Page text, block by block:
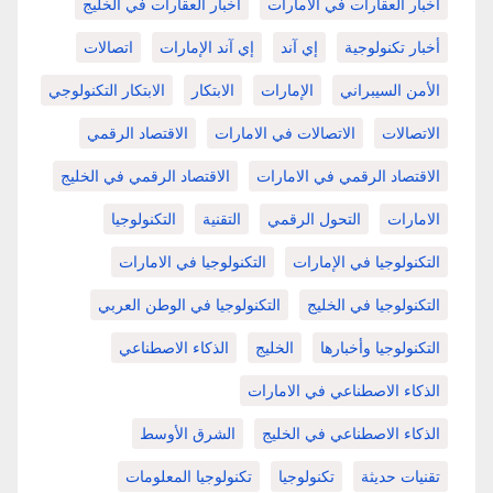
أخبار العقارات في الامارات أخبار العقارات في الخليج
أخبار تكنولوجية إي آند إي آند الإمارات اتصالات
الأمن السيبراني الإمارات الابتكار الابتكار التكنولوجي
الاتصالات الاتصالات في الامارات الاقتصاد الرقمي
الاقتصاد الرقمي في الامارات الاقتصاد الرقمي في الخليج
الامارات التحول الرقمي التقنية التكنولوجيا
التكنولوجيا في الإمارات التكنولوجيا في الامارات
التكنولوجيا في الخليج التكنولوجيا في الوطن العربي
التكنولوجيا وأخبارها الخليج الذكاء الاصطناعي
الذكاء الاصطناعي في الامارات
الذكاء الاصطناعي في الخليج الشرق الأوسط
تقنيات حديثة تكنولوجيا تكنولوجيا المعلومات